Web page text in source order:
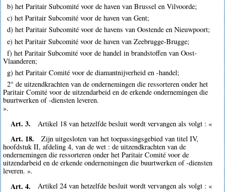
b) het Paritair Subcomité voor de haven van Brussel en Vilvoorde;
c) het Paritair Subcomité voor de haven van Gent;
d) het Paritair Subcomité voor de havens van Oostende en Nieuwpoort;
e) het Paritair Subcomité voor de haven van Zeebrugge-Brugge;
f) het Paritair Subcomité voor de handel in brandstoffen van Oost-
Vlaanderen;
g) het Paritair Comité voor de diamantnijverheid en -handel;
2° de uitzendkrachten van de ondernemingen die ressorteren onder het
Paritair Comité voor de uitzendarbeid en de erkende ondernemingen die
buurtwerken of -diensten leveren.
».
Art. 3. Artikel 18 van hetzelfde besluit wordt vervangen als volgt : «
Art. 18.
Zijn uitgesloten van het toepassingsgebied van titel IV,
hoofdstuk II, afdeling 4, van de wet : de uitzendkrachten van de
ondernemingen die ressorteren onder het Paritair Comité voor de
uitzendarbeid en de erkende ondernemingen die buurtwerken of -diensten
leveren. ».
Art. 4. Artikel 24 van hetzelfde besluit wordt vervangen als volgt : «